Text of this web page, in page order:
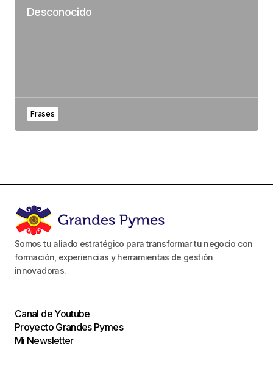
Desconocido
Frases
Somos tu aliado estratégico para transformar tu negocio con
formación, experiencias y herramientas de gestión
innovadoras.
Canal de Youtube
Proyecto Grandes Pymes
Mi Newsletter